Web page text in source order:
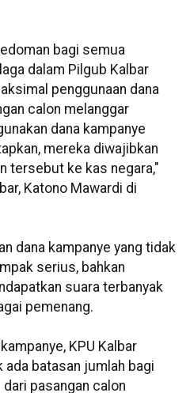
bagi semua
dalam Pilgub Kalbar
penggunaan dana
calon melanggar
dana kampanye
mereka diwajibkan
tersebut ke kas negara,"
Katono Mawardi di
dana kampanye yang tidak
serius, bahkan
suara terbanyak
pemenang.
KPU Kalbar
ada batasan jumlah bagi
pasangan calon